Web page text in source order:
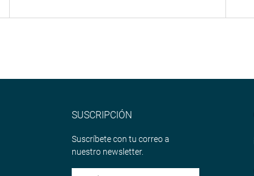
SUSCRIPCIÓN
Suscríbete con tu correo a
nuestro newsletter.